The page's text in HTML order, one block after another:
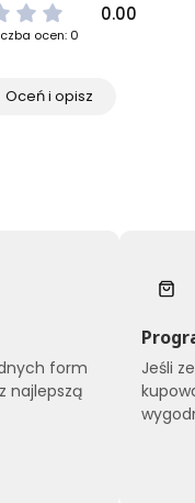
0.00
ocen: 0
Oceń i opisz
form
najlepszą
Jeśli